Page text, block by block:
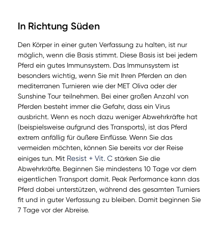
In Richtung Süden
Den Körper in einer guten Verfassung zu halten, ist nur
möglich, wenn die Basis stimmt. Diese Basis ist bei jedem
Pferd ein gutes Immunsystem. Das Immunsystem ist
besonders wichtig, wenn Sie mit Ihren Pferden an den
mediterranen Turnieren wie der MET Oliva oder der
Sunshine Tour teilnehmen. Bei einer großen Anzahl von
Pferden besteht immer die Gefahr, dass ein Virus
ausbricht. Wenn es noch dazu weniger Abwehrkräfte hat
(beispielsweise aufgrund des Transports), ist das Pferd
extrem anfällig für äußere Einflüsse. Wenn Sie das
vermeiden möchten, können Sie bereits vor der Reise
einiges tun. Mit Resist + Vit. C stärken Sie die
Abwehrkräfte. Beginnen Sie mindestens 10 Tage vor dem
eigentlichen Transport damit. Peak Performance kann das
Pferd dabei unterstützen, während des gesamten Turniers
fit und in guter Verfassung zu bleiben. Damit beginnen Sie
7 Tage vor der Abreise.